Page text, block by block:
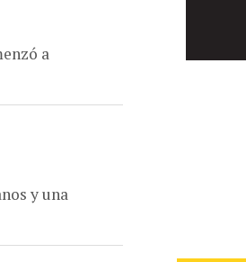
a
y una